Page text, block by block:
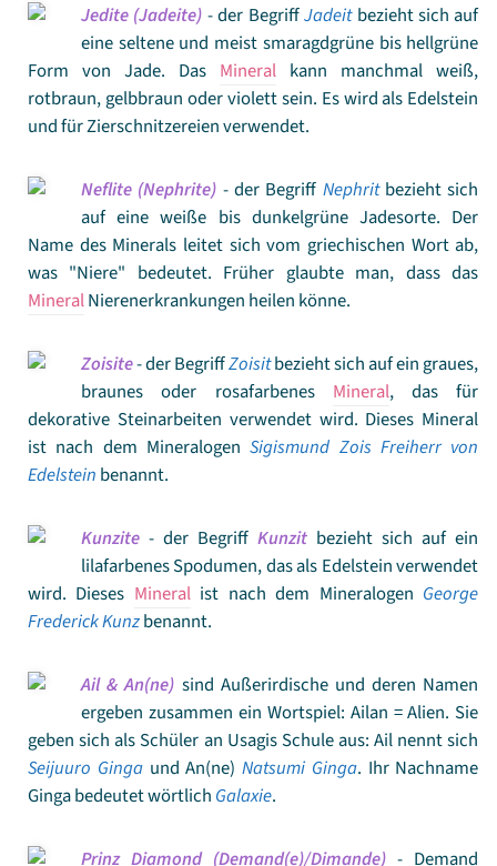
Jedite (Jadeite) - der BegriffJadeitbezieht sich auf
eine seltene und meist smaragdgrüne bis hellgrüne
Form von Jade. Das Mineral kann manchmal weiß,
rotbraun, gelbbraun oder violett sein. Es wird als Edelstein
und für Zierschnitzereien verwendet.
Neflite (Nephrite) - der Begriff Nephritbezieht sich
auf eine weiße bis dunkelgrüne Jadesorte. Der
Name des Minerals leitet sich vom griechischen Wort ab,
was "Niere" bedeutet. Früher glaubte man, dass das
MineralNierenerkrankungen heilen könne.
Zoisite- der BegriffZoisitbezieht sich auf ein graues,
braunes oder rosafarbenes Mineral, das für
dekorative Steinarbeiten verwendet wird. Dieses Mineral
ist nach dem MineralogenSigismund Zois Freiherr von
Edelstein benannt.
Kunzite- der BegriffKunzit bezieht sich auf ein
lilafarbenes Spodumen, das als Edelstein verwendet
wird. Dieses Mineralist nach dem Mineralogen George
Frederick Kunzbenannt.
Ail & An(ne) sind Außerirdische und deren Namen
ergeben zusammen ein Wortspiel: Ailan = Alien. Sie
geben sich als Schüler an Usagis Schule aus: Ail nennt sich
Seijuuro Gingaund An(ne)Natsumi Ginga. Ihr Nachname
Ginga bedeutet wörtlich Galaxie.
Prinz Diamond (Demand(e)/Dimande) - Demand